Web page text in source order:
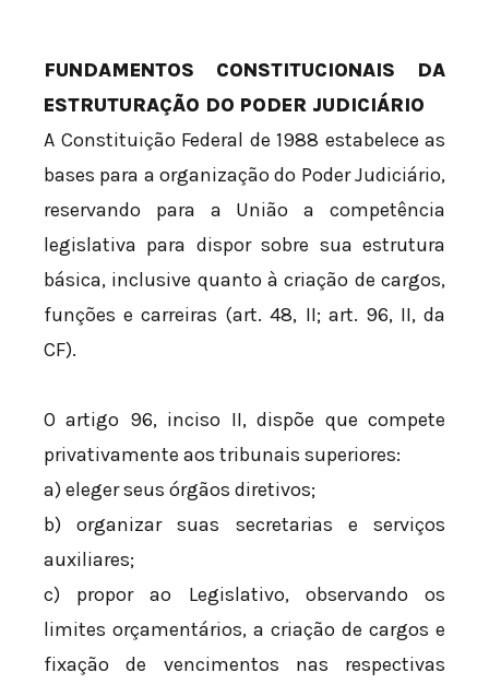
FUNDAMENTOS CONSTITUCIONAIS DA
ESTRUTURAÇÃO DO PODER JUDICIÁRIO
A Constituição Federal de 1988 estabelece as
bases para a organização do Poder Judiciário,
reservando para a União a competência
legislativa para dispor sobre sua estrutura
básica, inclusive quanto à criação de cargos,
funções e carreiras (art. 48, II; art. 96, II, da
CF).
O artigo 96, inciso II, dispõe que compete
privativamente aos tribunais superiores:
a) eleger seus órgãos diretivos;
b) organizar suas secretarias e serviços
auxiliares;
c) propor ao Legislativo, observando os
limites orçamentários, a criação de cargos e
fixação de vencimentos nas respectivas